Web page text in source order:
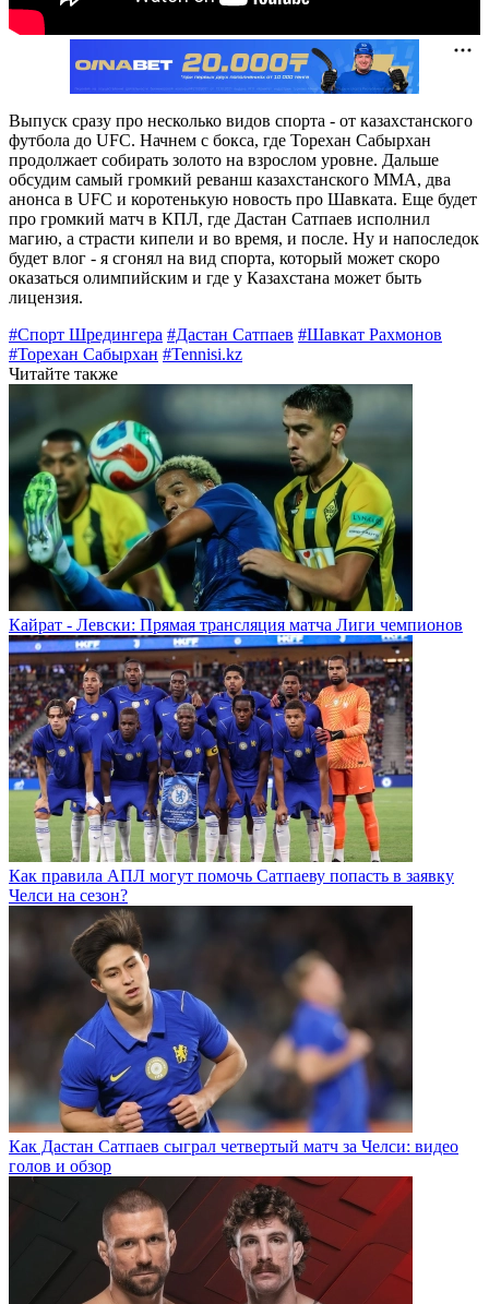
Выпуск сразу про несколько видов спорта - от казахстанского
футбола до UFC. Начнем с бокса, где Торехан Сабырхан
продолжает собирать золото на взрослом уровне. Дальше
обсудим самый громкий реванш казахстанского ММА, два
анонса в UFC и коротенькую новость про Шавката. Еще будет
про громкий матч в КПЛ, где Дастан Сатпаев исполнил
магию, а страсти кипели и во время, и после. Ну и напоследок
будет влог - я сгонял на вид спорта, который может скоро
оказаться олимпийским и где у Казахстана может быть
лицензия.
#Спорт Шредингера #Дастан Сатпаев #Шавкат Рахмонов
#Торехан Сабырхан #Tennisi.kz
Читайте также
Кайрат - Левски: Прямая трансляция матча Лиги чемпионов
Как правила АПЛ могут помочь Сатпаеву попасть в заявку
Челси на сезон?
Как Дастан Сатпаев сыграл четвертый матч за Челси: видео
голов и обзор